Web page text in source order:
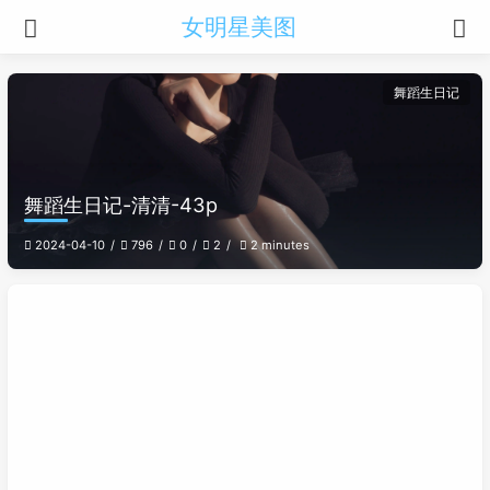
女明星美图
舞蹈生日记
舞蹈生日记-清清-43p
2024-04-10 796 0 2 2 minutes